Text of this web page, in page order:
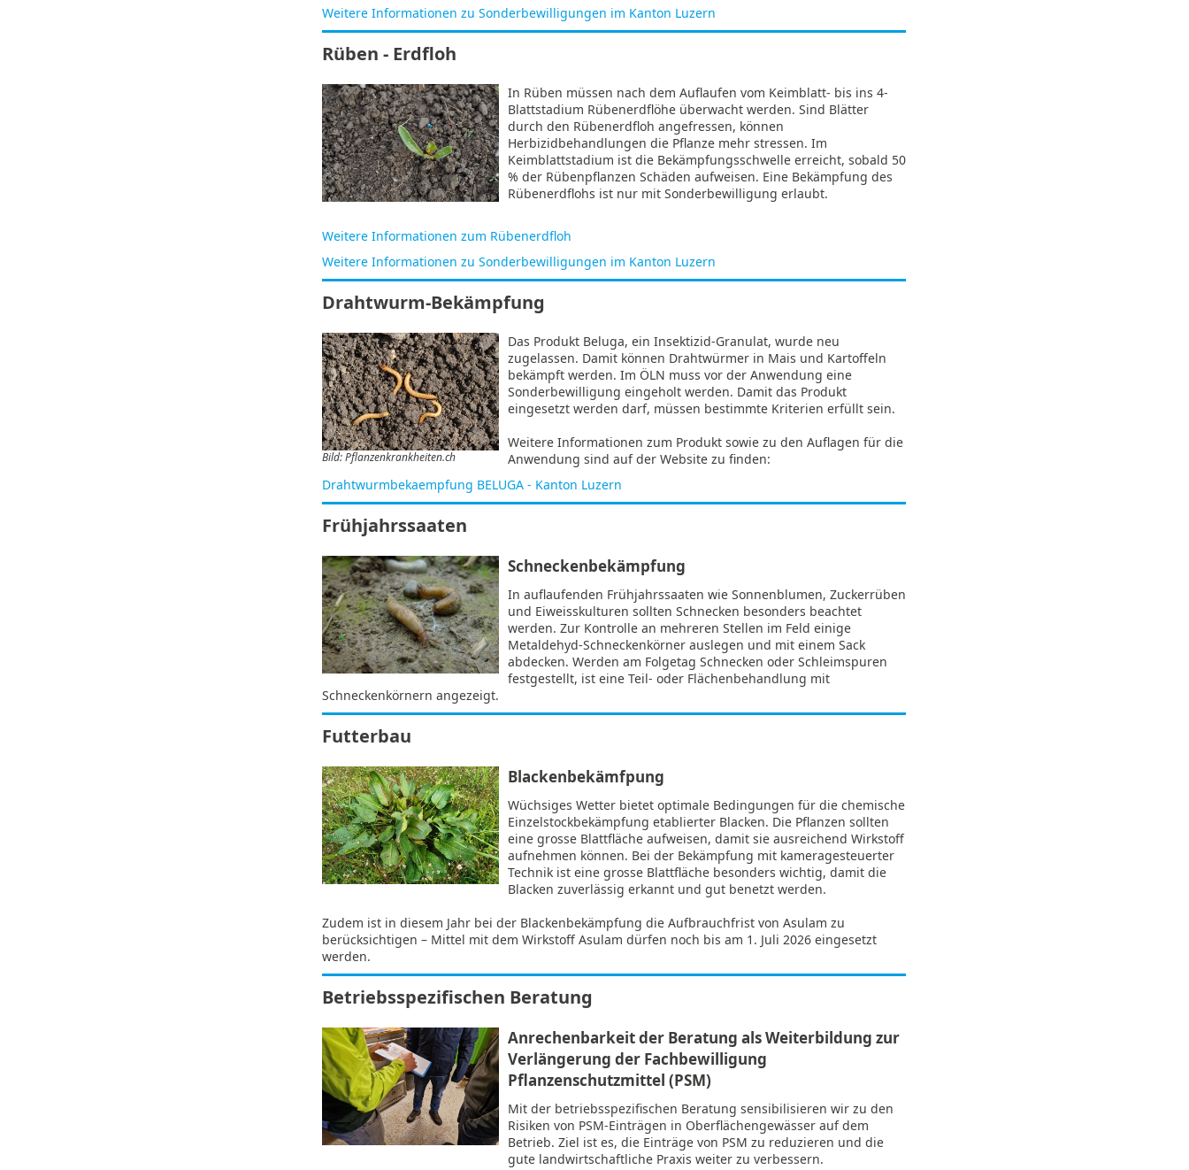
Weitere Informationen zu Sonderbewilligungen im Kanton Luzern
Rüben - Erdfloh
In Rüben müssen nach dem Auflaufen vom Keimblatt- bis ins 4-
Blattstadium Rübenerdflöhe überwacht werden. Sind Blätter
durch den Rübenerdfloh angefressen, können
Herbizidbehandlungen die Pflanze mehr stressen. Im
Keimblattstadium ist die Bekämpfungsschwelle erreicht, sobald 50
% der Rübenpflanzen Schäden aufweisen. Eine Bekämpfung des
Rübenerdflohs ist nur mit Sonderbewilligung erlaubt.
Weitere Informationen zum Rübenerdfloh
Weitere Informationen zu Sonderbewilligungen im Kanton Luzern
Drahtwurm-Bekämpfung
Bild: Pflanzenkrankheiten.ch
Das Produkt Beluga, ein Insektizid-Granulat, wurde neu
zugelassen. Damit können Drahtwürmer in Mais und Kartoffeln
bekämpft werden. Im ÖLN muss vor der Anwendung eine
Sonderbewilligung eingeholt werden. Damit das Produkt
eingesetzt werden darf, müssen bestimmte Kriterien erfüllt sein.
Weitere Informationen zum Produkt sowie zu den Auflagen für die
Anwendung sind auf der Website zu finden:
Drahtwurmbekaempfung BELUGA - Kanton Luzern
Frühjahrssaaten
Schneckenbekämpfung
In auflaufenden Frühjahrssaaten wie Sonnenblumen, Zuckerrüben
und Eiweisskulturen sollten Schnecken besonders beachtet
werden. Zur Kontrolle an mehreren Stellen im Feld einige
Metaldehyd-Schneckenkörner auslegen und mit einem Sack
abdecken. Werden am Folgetag Schnecken oder Schleimspuren
festgestellt, ist eine Teil- oder Flächenbehandlung mit
Schneckenkörnern angezeigt.
Futterbau
Blackenbekämfpung
Wüchsiges Wetter bietet optimale Bedingungen für die chemische
Einzelstockbekämpfung etablierter Blacken. Die Pflanzen sollten
eine grosse Blattfläche aufweisen, damit sie ausreichend Wirkstoff
aufnehmen können. Bei der Bekämpfung mit kameragesteuerter
Technik ist eine grosse Blattfläche besonders wichtig, damit die
Blacken zuverlässig erkannt und gut benetzt werden.
Zudem ist in diesem Jahr bei der Blackenbekämpfung die Aufbrauchfrist von Asulam zu
berücksichtigen – Mittel mit dem Wirkstoff Asulam dürfen noch bis am 1. Juli 2026 eingesetzt
werden.
Betriebsspezifischen Beratung
Anrechenbarkeit der Beratung als Weiterbildung zur
Verlängerung der Fachbewilligung
Pflanzenschutzmittel (PSM)
Mit der betriebsspezifischen Beratung sensibilisieren wir zu den
Risiken von PSM-Einträgen in Oberflächengewässer auf dem
Betrieb. Ziel ist es, die Einträge von PSM zu reduzieren und die
gute landwirtschaftliche Praxis weiter zu verbessern.